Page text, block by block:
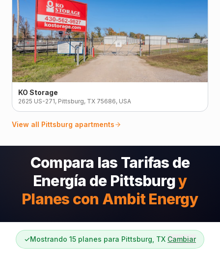
KO Storage
2625 US-271, Pittsburg, TX 75686, USA
View all Pittsburg apartments
Compara las Tarifas de
Energía de Pittsburgy
Planes con Ambit Energy
✓Mostrando 15 planes para Pittsburg, TX Cambiar